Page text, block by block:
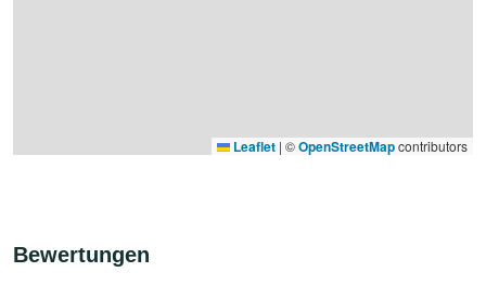
Leaflet | ©OpenStreetMapcontributors
Bewertungen